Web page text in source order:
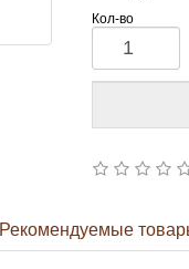
Кол-во
Рекомендуемые